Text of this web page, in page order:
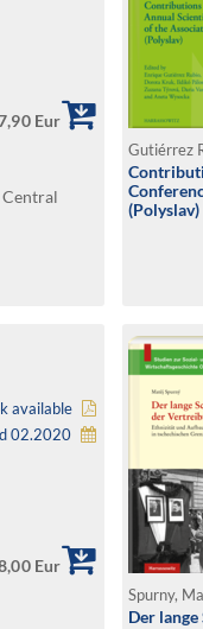
Eur
(Polyslav)
available
02.2020
Eur
Spurny,
Der